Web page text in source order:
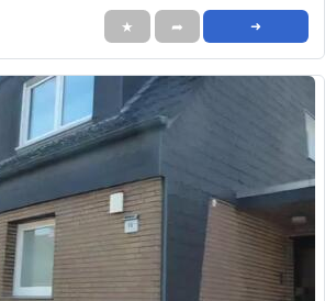
★ ➦ ➜